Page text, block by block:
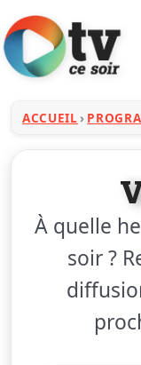
ACCUEIL
À quelle
soir ?